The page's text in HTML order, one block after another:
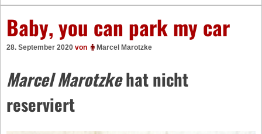
Baby, you can park my car
28. September 2020 von Marcel Marotzke
Marcel Marotzkehat nicht
reserviert